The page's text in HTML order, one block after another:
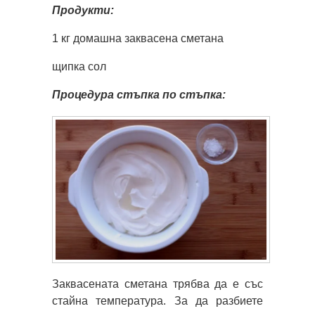
Продукти:
1 кг домашна заквасена сметана
щипка сол
Процедура стъпка по стъпка:
Заквасената сметана трябва да е със
стайна температура. За да разбиете